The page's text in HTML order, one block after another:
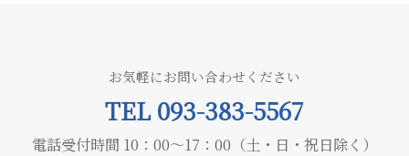
お気軽にお問い合わせください
TEL 093-383-5567
電話受付時間 10：00～17：00（土・日・祝日除く）